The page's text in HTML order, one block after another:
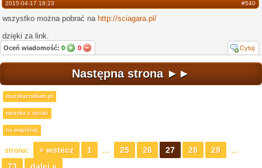
#540
2015-04-17 18:23
wszystko można pobrać na http://sciagara.pl/
dzięki za link.
Oceń wiadomość: 0 0 Cytuj
Następna strona ►►
muzykazreklam.pl
muzyka z seriali
na wspólnej
strona: « wstecz 1 … 25 26 27 28 29 …